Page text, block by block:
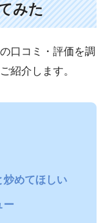
みた
口コミ・評価を調
紹介します。
炒めてほしい
ー